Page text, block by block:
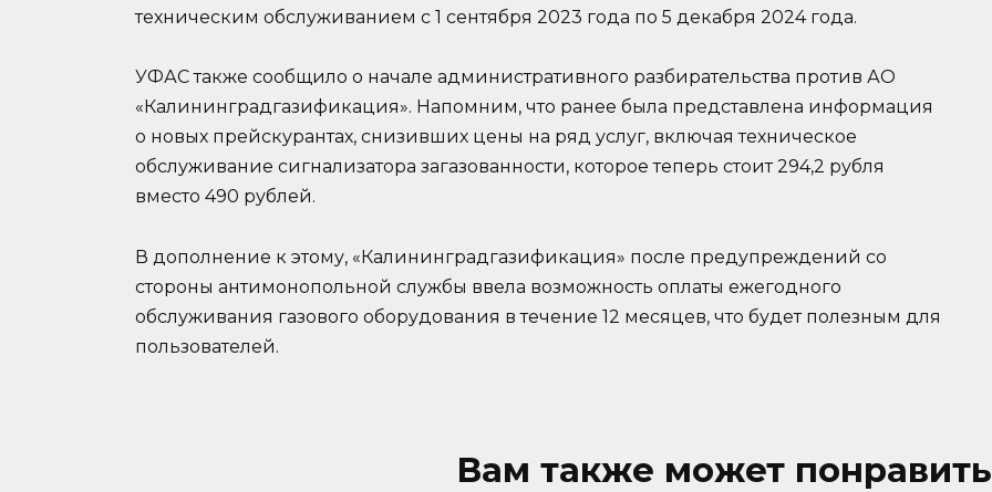
техническим обслуживанием с 1 сентября 2023 года по 5 декабря 2024 года.
УФАС также сообщило о начале административного разбирательства против АО
«Калининградгазификация». Напомним, что ранее была представлена информация
о новых прейскурантах, снизивших цены на ряд услуг, включая техническое
обслуживание сигнализатора загазованности, которое теперь стоит 294,2 рубля
вместо 490 рублей.
В дополнение к этому, «Калининградгазификация» после предупреждений со
стороны антимонопольной службы ввела возможность оплаты ежегодного
обслуживания газового оборудования в течение 12 месяцев, что будет полезным для
пользователей.
Вам также может